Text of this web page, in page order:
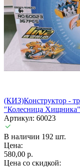
(КИЗ)Конструктор -
"Колесница Хищника"
Артикул: 60023
В наличии 192 шт.
Цена:
580,00 р.
Цена со скидкой: